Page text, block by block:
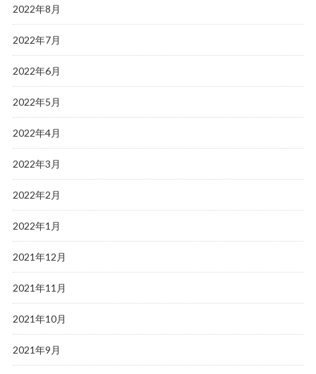
2022年8月
2022年7月
2022年6月
2022年5月
2022年4月
2022年3月
2022年2月
2022年1月
2021年12月
2021年11月
2021年10月
2021年9月